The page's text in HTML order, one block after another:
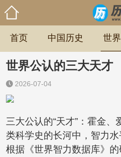
首页 中国历史 世
世界公认的三大天才
2026-07-04
三大公认的“天才”：霍金、
类科学史的长河中，智力水
根据《世界智力数据库》